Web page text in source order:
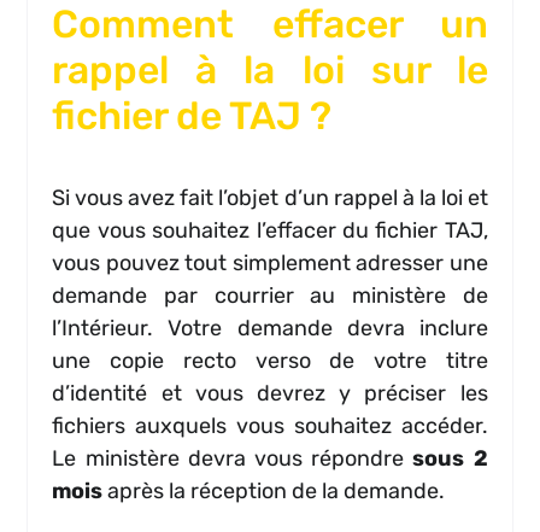
Comment effacer un
rappel à la loi sur le
fichier de TAJ ?
Si vous avez fait l’objet d’un rappel à la loi et
que vous souhaitez l’effacer du fichier TAJ,
vous pouvez tout simplement adresser une
demande par courrier au ministère de
l’Intérieur. Votre demande devra inclure
une copie recto verso de votre titre
d’identité et vous devrez y préciser les
fichiers auxquels vous souhaitez accéder.
Le ministère devra vous répondresous 2
moisaprès la réception de la demande.